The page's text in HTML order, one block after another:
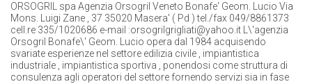
ORSOGRIL spa Agenzia Orsogril Veneto Bonafe' Geom. Lucio Via
Mons. Luigi Zane , 37 35020 Masera' ( Pd ) tel./fax 049/8861373
cell.re 335/1020686 e-mail :orsogrilgrigliati@yahoo.it L\'agenzia
Orsogril Bonafe\' Geom. Lucio opera dal 1984 acquisendo
svariate esperienze nel settore edilizia civile , impiantistica
industriale , impiantistica sportiva , ponendosi come struttura di
consulenza agli operatori del settore fornendo servizi sia in fase